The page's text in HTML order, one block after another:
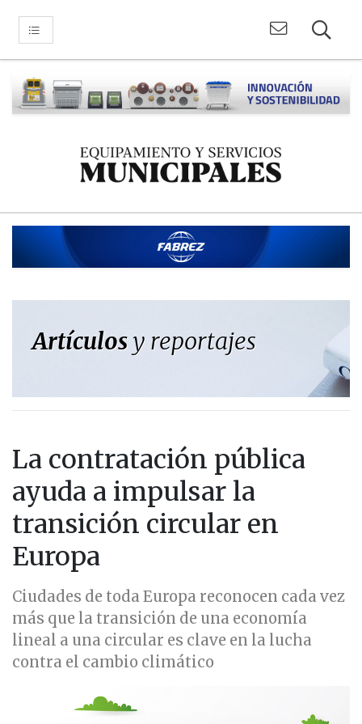
Artículosy reportajes
La contratación pública
ayuda a impulsar la
transición circular en
Europa
Ciudades de toda Europa reconocen cada vez
más que la transición de una economía
lineal a una circular es clave en la lucha
contra el cambio climático